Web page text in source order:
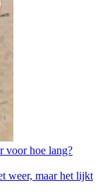
voor hoe lang?
weer, maar het lijkt